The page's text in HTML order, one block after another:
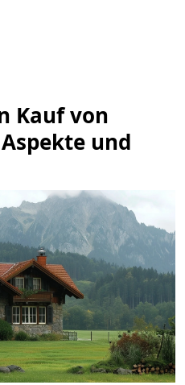
Kauf von
und